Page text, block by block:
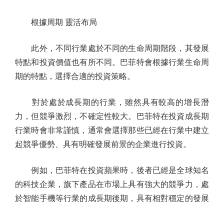
根據周期 靈活布局
此外，不同行業處於不同的生命周期階段，其發展
特點和投資價值也有所不同。巴菲特會根據行業生命周
期的特點，選擇合適的投資策略。
對於處於成長期的行業，雖然具有較高的增長潛
力，但競爭激烈，不確定性較大。巴菲特在投資成長期
行業時會非常謹慎，通常會選擇那些已經在行業中建立
起競爭優勢、具有明確發展前景的企業進行投資。
例如，巴菲特在投資蘋果時，後者已經是全球知名
的科技企業，旗下產品在市場上具有強大的競爭力，處
於智能手機等行業的成長期後期，具有相對穩定的發展